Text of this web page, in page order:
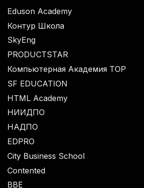
Eduson Academy
Контур Школа
SkyEng
PRODUCTSTAR
Компьютерная Академия TOP
SF EDUCATION
HTML Academy
НИИДПО
НАДПО
EDPRO
City Business School
Contented
BBE